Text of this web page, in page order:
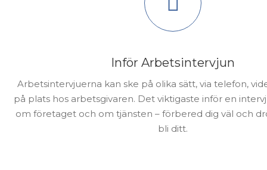
Inför Arbetsintervjun
Arbetsintervjuerna kan ske på olika sätt, via telefon,
på plats hos arbetsgivaren. Det viktigaste inför en
om företaget och om tjänsten – förbered dig väl och
bli ditt.